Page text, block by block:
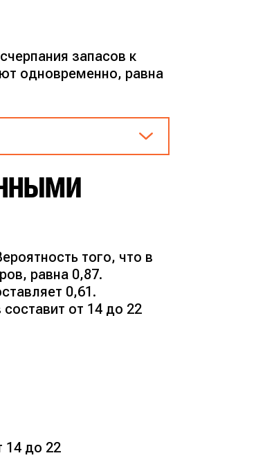
запасов к
одновременно, равна
того, что в
равна 0,87.
0,61.
от 14 до 22
14 до 22